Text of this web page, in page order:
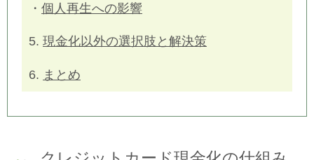
・ 個人再生への影響
5. 現金化以外の選択肢と解決策
6. まとめ